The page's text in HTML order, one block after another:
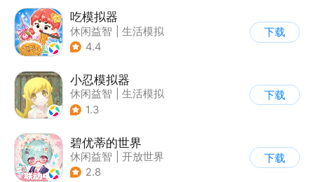
吃模拟器
休闲益智
生活模拟
| 美食
4.4
下载
小忍模拟器
休闲益智
生活模拟
| 恋爱
1.3
下载
碧优蒂的世界
休闲益智
开放世界
| Q版
2.8
下载